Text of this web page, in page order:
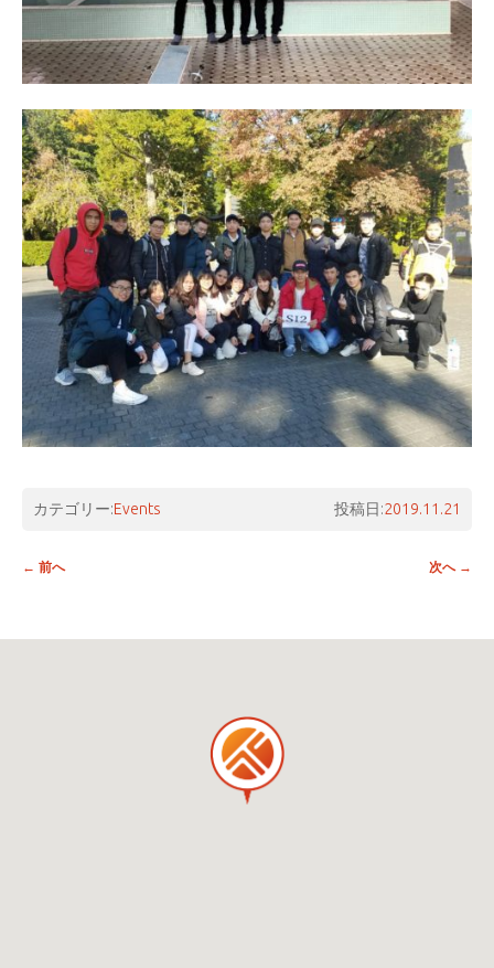
カテゴリー:Events 投稿日:2019.11.21
投稿ナビゲーション
← 前へ 次へ →